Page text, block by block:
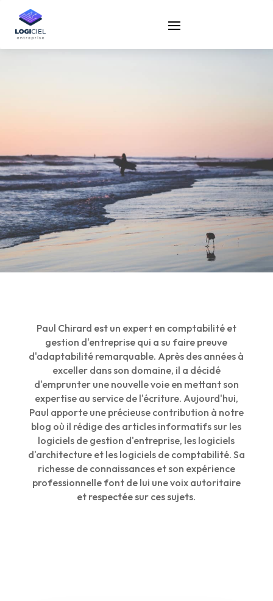
Paul Chirard
Paul Chirard est un expert en comptabilité et
gestion d'entreprise qui a su faire preuve
d'adaptabilité remarquable. Après des années à
exceller dans son domaine, il a décidé
d'emprunter une nouvelle voie en mettant son
expertise au service de l'écriture. Aujourd'hui,
Paul apporte une précieuse contribution à notre
blog où il rédige des articles informatifs sur les
logiciels de gestion d'entreprise, les logiciels
d'architecture et les logiciels de comptabilité. Sa
richesse de connaissances et son expérience
professionnelle font de lui une voix autoritaire
et respectée sur ces sujets.